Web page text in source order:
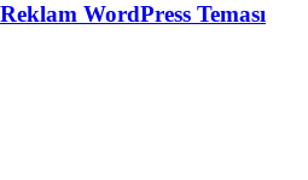
WordPress Teması